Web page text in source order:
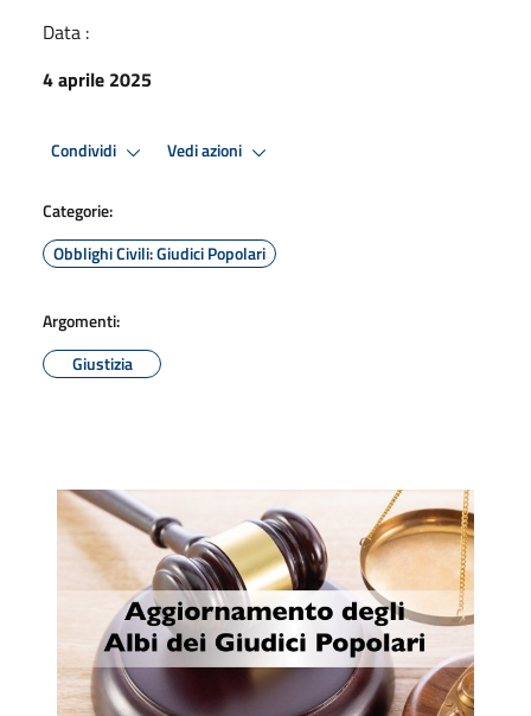
Data :
4 aprile 2025
Condividi Vedi azioni
Categorie:
Obblighi Civili: Giudici Popolari
Argomenti:
Giustizia